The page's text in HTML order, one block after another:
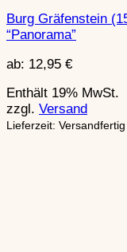
Burg Gräfenstein
“Panorama”
ab: 12,95 €
Enthält 19% MwSt.
zzgl. Versand
Lieferzeit: